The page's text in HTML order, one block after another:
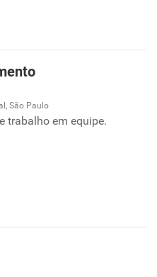
São Paulo
trabalho em equipe.